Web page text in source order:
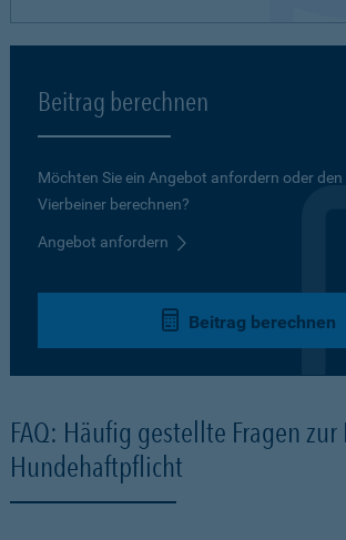
Beitrag berechnen
Möchten Sie ein Angebot anfordern oder
Vierbeiner berechnen?
Angebot anfordern
Beitrag berechnen
FAQ: Häufig gestellte Fragen
Hundehaftpflicht